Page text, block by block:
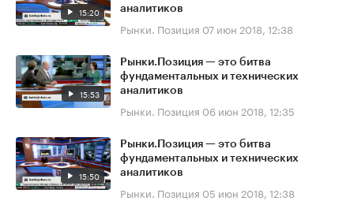
15:20
аналитиков
Рынки. Позиция 07 июн 2018, 12:38
15:53
Рынки.Позиция — это битва
фундаментальных и технических
аналитиков
Рынки. Позиция 06 июн 2018, 12:35
15:50
Рынки.Позиция — это битва
фундаментальных и технических
аналитиков
Рынки. Позиция 05 июн 2018, 12:38